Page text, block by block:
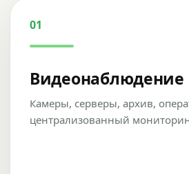
01
Видеонаблюдение
Камеры, серверы, архив,
централизованный